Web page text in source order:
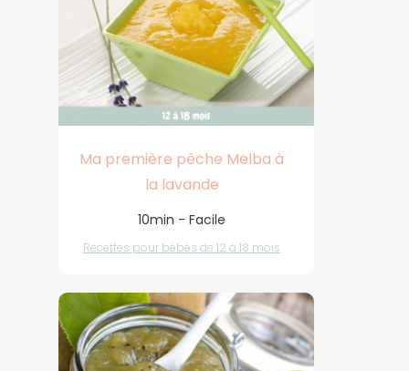
Ma première pêche Melba à
la lavande
10min - Facile
Recettes pour bébés de 12 à 18 mois